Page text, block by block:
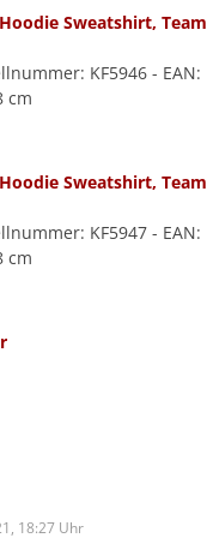
Sweatshirt, Team
KF5946 - EAN:
cm
Sweatshirt, Team
KF5947 - EAN:
cm
18:27 Uhr